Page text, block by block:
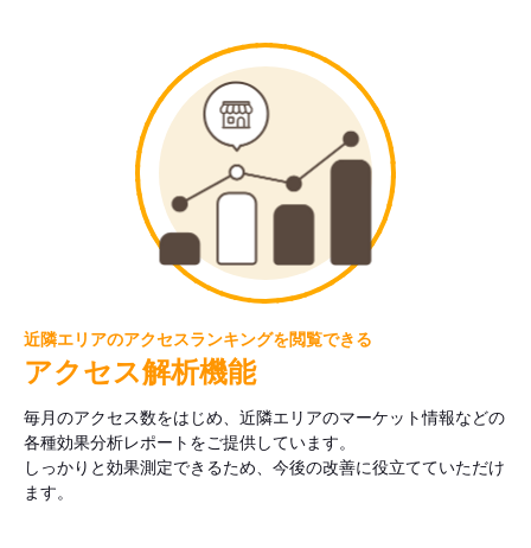
近隣エリアのアクセスランキングを閲覧できる
アクセス解析機能
毎月のアクセス数をはじめ、近隣エリアのマーケット情報などの
各種効果分析レポートをご提供しています。
しっかりと効果測定できるため、今後の改善に役立てていただけ
ます。